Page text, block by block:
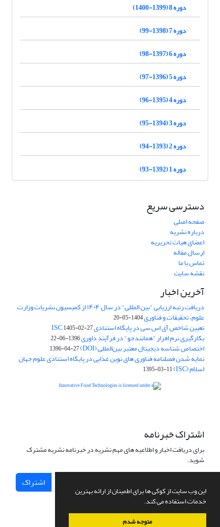
این وب سایت از کوکی ها برای اطمینان از ارائه بهترین
خدمات استفاده می کند.
متوجه شدم
دوره 8 (1399-1400)
دوره 7 (1398-99)
دوره 6 (1397-98)
دوره 5 (1396-97)
دوره 4 (1395-96)
دوره 3 (1394-95)
دوره 2 (1393-94)
دوره 1 (1392-93)
دسترسی سریع
صفحه اصلی
درباره نشریه
اعضای هیات تحریریه
ارسال مقاله
تماس با ما
نقشه سایت
آخرین اخبار
دریافت رتبه ارزیابی "بین المللی" در سال ۱۴۰۴ از کمیسیون نشریات وزارت
علوم، تحقیقات و فناوری1404-05-20
تعیین شاخص آی اس سی در پایگاه استنادی ISC1405-02-27
بکارگیری نرم افزار "همانندجو" در فرآیند داوری1396-06-22
اختصاص شناسه دیجیتال معتبر بین‌المللی (DOI) 1396-04-27
نمایه شدن فصلنامه فناوری های نوین غذایی در پایگاه استنادی علوم جهان
اسلام (ISC) 1395-03-11
اشتراک خبرنامه
برای دریافت اخبار و اطلاعیه های مهم نشریه در خبرنامه نشریه مشترک
شوید.
اشتراک